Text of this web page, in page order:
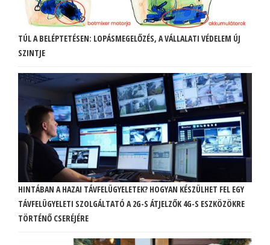
TÚL A BELÉPTETÉSEN: LOPÁSMEGELŐZÉS, A VÁLLALATI VÉDELEM ÚJ
SZINTJE
HINTÁBAN A HAZAI TÁVFELÜGYELETEK? HOGYAN KÉSZÜLHET FEL EGY
TÁVFELÜGYELETI SZOLGÁLTATÓ A 2G-S ÁTJELZŐK 4G-S ESZKÖZÖKRE
TÖRTÉNŐ CSERÉJÉRE